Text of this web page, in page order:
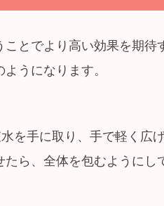
とでより高い効果を期待
うになります。
を手に取り、手で軽く広
ら、全体を包むようにし